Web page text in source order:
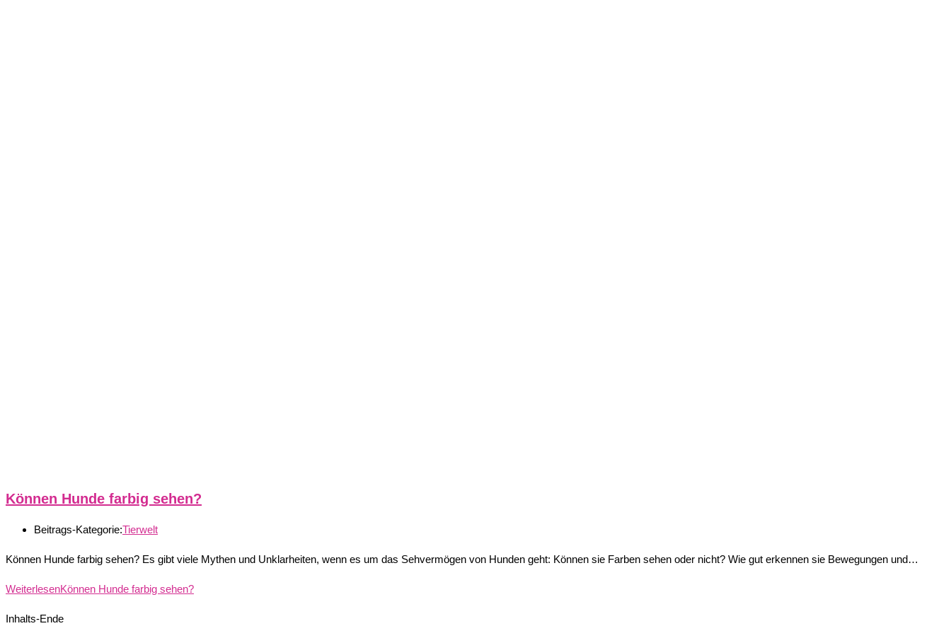
Können Hunde farbig sehen?
Beitrags-Kategorie:Tierwelt
Können Hunde farbig sehen? Es gibt viele Mythen und Unklarheiten, wenn es um das Sehvermögen von Hunden geht: Können sie Farben sehen oder nicht? Wie gut erkennen sie Bewegungen und…
WeiterlesenKönnen Hunde farbig sehen?
Inhalts-Ende